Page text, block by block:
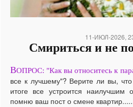
11-ИЮЛ-2026,
Смириться и не
ВОПРОС: "Как вы относитесь к
все к лучшему"? Верите ли вы,
итоге все устроится
помню ваш пост о смене